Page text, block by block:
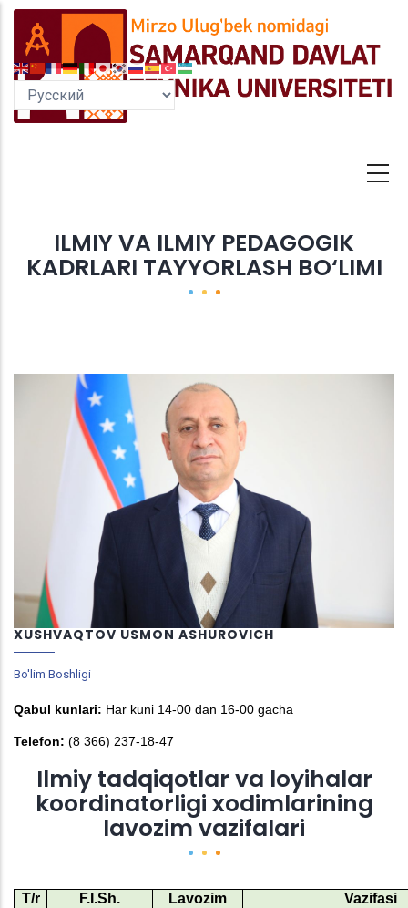
Перейти
основному
содержанию
ILMIY VA ILMIY PEDAGOGIK
KADRLARI TAYYORLASH BO‘LIMI
XUSHVAQTOV USMON ASHUROVICH
Bo'lim Boshligi
Qabul kunlari: Har kuni 14-00 dan 16-00 gacha
Telefon: (8 366) 237-18-47
Ilmiy tadqiqotlar va loyihalar
koordinatorligi xodimlarining
lavozim vazifalari
T/r F.I.Sh. Lavozim
Vazifasi